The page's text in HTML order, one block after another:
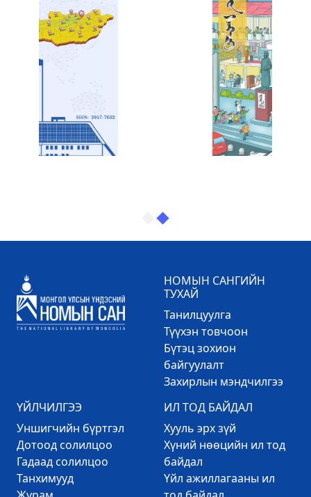
НОМЫН САНГИЙН
ТУХАЙ
Танилцуулга
Түүхэн товчоон
Бүтэц зохион
байгуулалт
Захирлын мэндчилгээ
ҮЙЛЧИЛГЭЭ
Уншигчийн бүртгэл
Дотоод солилцоо
Гадаад солилцоо
Танхимууд
ИЛ ТОД БАЙДАЛ
Хууль эрх зүй
Хүний нөөцийн ил тод
байдал
Үйл ажиллагааны ил